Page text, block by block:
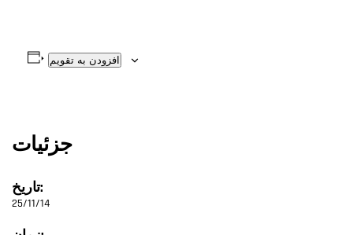
افزودن به تقویم
جزئیات
تاریخ:
25/11/14